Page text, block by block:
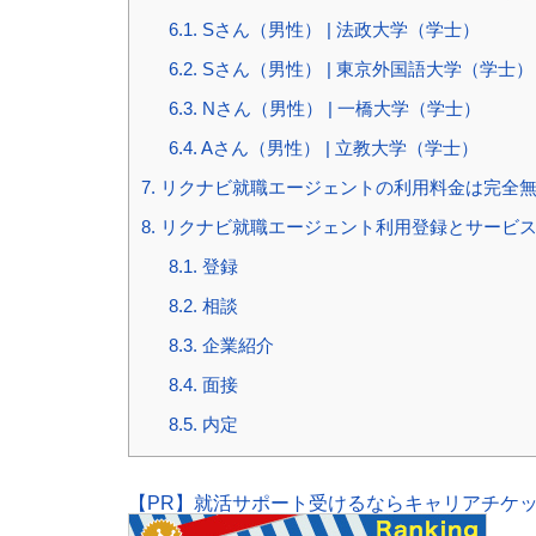
6.1. Sさん（男性） | 法政大学（学士）
6.2. Sさん（男性） | 東京外国語大学（学士）
6.3. Nさん（男性） | 一橋大学（学士）
6.4. Aさん（男性） | 立教大学（学士）
7. リクナビ就職エージェントの利用料金は完全
8. リクナビ就職エージェント利用登録とサービ
8.1. 登録
8.2. 相談
8.3. 企業紹介
8.4. 面接
8.5. 内定
【PR】就活サポート受けるならキャリアチケ